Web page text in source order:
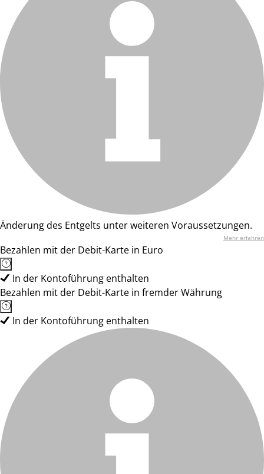
Änderung des Entgelts unter weiteren Voraussetzungen.
Mehr erfahren
Bezahlen mit der Debit-Karte in Euro
In der Kontoführung enthalten
Bezahlen mit der Debit-Karte in fremder Währung
In der Kontoführung enthalten